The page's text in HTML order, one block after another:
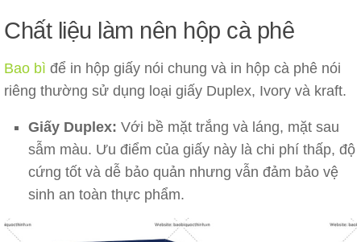
Chất liệu làm nên hộp cà phê
Bao bì để in hộp giấy nói chung và in hộp cà phê nói
riêng thường sử dụng loại giấy Duplex, Ivory và kraft.
Giấy Duplex: Với bề mặt trắng và láng, mặt sau
sẫm màu. Ưu điểm của giấy này là chi phí thấp, độ
cứng tốt và dễ bảo quản nhưng vẫn đảm bảo vệ
sinh an toàn thực phẩm.